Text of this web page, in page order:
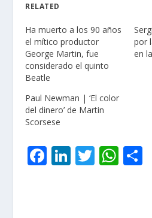
RELATED
Ha muerto a los 90 años
el mítico productor
George Martin, fue
considerado el quinto
Beatle
por
en
Paul Newman | ‘El color
del dinero’ de Martin
Scorsese
F Li T W